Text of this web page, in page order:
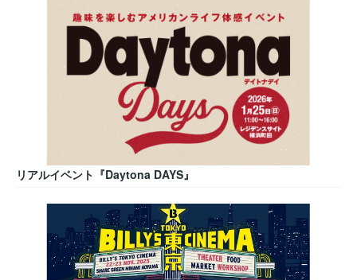
リアルイベント『Daytona DAYS』